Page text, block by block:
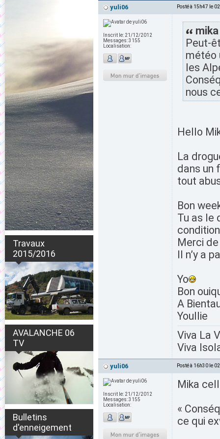
Travaux
2015/2016
AVALANCHE 06
TV
Bulletins
d'enneigement
yuli06 Posté à 15h47 le
Inscrit le: 21/12/2012
Messages:3155
Localisation:
Peut-
météo
les
nous
Hello
La
dans un
tout
Bon
Tu as le
Merci
Il n’y a
Yo
Bon
A
Youllie
Viva La
Viva
yuli06 Posté à 16h30 le
Inscrit le: 21/12/2012
Messages:3155
Localisation:
Mika
«
ce qui